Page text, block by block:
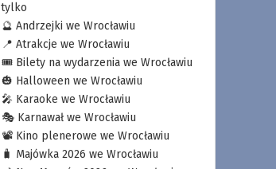
tylko
🔮 Andrzejki we Wrocławiu
📍 Atrakcje we Wrocławiu
🎟️ Bilety na wydarzenia we Wrocławiu
🎃 Halloween we Wrocławiu
🎤 Karaoke we Wrocławiu
🎭 Karnawał we Wrocławiu
📽️ Kino plenerowe we Wrocławiu
🧳 Majówka 2026 we Wrocławiu